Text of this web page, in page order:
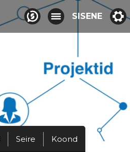
SISENE
Seire Koond